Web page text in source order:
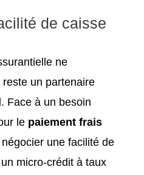
de caisse
ne
reste un partenaire
Face à un besoin
le paiement frais
une facilité de
micro-crédit à taux